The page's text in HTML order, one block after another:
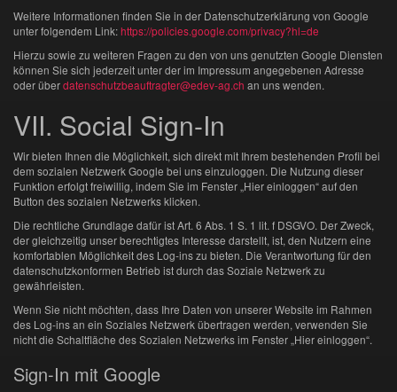
Weitere Informationen finden Sie in der Datenschutzerklärung von Google
unter folgendem Link:https://policies.google.com/privacy?hl=de
Hierzu sowie zu weiteren Fragen zu den von uns genutzten Google Diensten
können Sie sich jederzeit unter der im Impressum angegebenen Adresse
oder überdatenschutzbeauftragter@edev-ag.ch an uns wenden.
VII. Social Sign-In
Wir bieten Ihnen die Möglichkeit, sich direkt mit Ihrem bestehenden Profil bei
dem sozialen Netzwerk Google bei uns einzuloggen. Die Nutzung dieser
Funktion erfolgt freiwillig, indem Sie im Fenster „Hier einloggen“ auf den
Button des sozialen Netzwerks klicken.
Die rechtliche Grundlage dafür ist Art. 6 Abs. 1 S. 1 lit. f DSGVO. Der Zweck,
der gleichzeitig unser berechtigtes Interesse darstellt, ist, den Nutzern eine
komfortablen Möglichkeit des Log-ins zu bieten. Die Verantwortung für den
datenschutzkonformen Betrieb ist durch das Soziale Netzwerk zu
gewährleisten.
Wenn Sie nicht möchten, dass Ihre Daten von unserer Website im Rahmen
des Log-ins an ein Soziales Netzwerk übertragen werden, verwenden Sie
nicht die Schaltfläche des Sozialen Netzwerks im Fenster „Hier einloggen“.
Sign-In mit Google